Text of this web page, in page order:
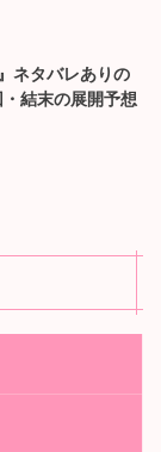
ネタバレありの
結末の展開予想